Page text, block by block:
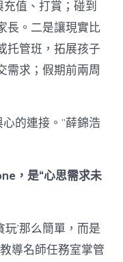
充值、打賞；碰到
長。二是讓現實比
托管班，拓展孩子
需求；假期前兩周
心的連接。”薛錦浩
，是“心思需求未
’那么簡單，而是
導名師任務室掌管